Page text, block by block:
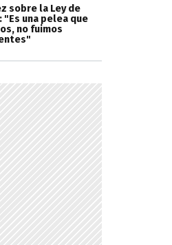
sobre la Ley de
"Es una pelea que
no fuimos